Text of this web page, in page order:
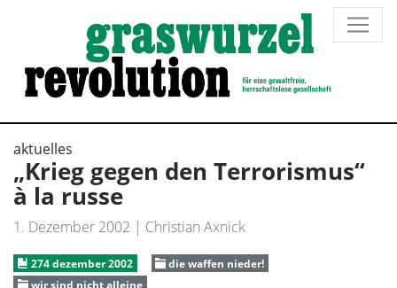
aktuelles
„Krieg gegen den Terrorismus“
à la russe
1. Dezember 2002 | Christian Axnick
274 dezember 2002
die waffen nieder!
wir sind nicht alleine